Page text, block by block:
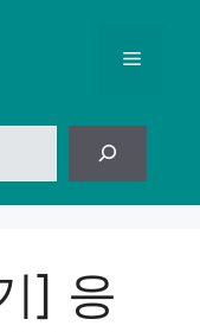
메
뉴
] 응